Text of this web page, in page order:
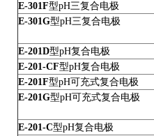
E-301F型pH三复合电极
E-301G型pH三复合电极
E-201D型pH复合电极
E-201-CF型pH复合电极
E-201F型pH可充式复合电极
E-201G型pH可充式复合电极
E-201-C型pH复合电极